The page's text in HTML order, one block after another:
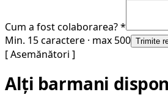
Cum a fost colaborarea? *
Min. 15 caractere · max 500 Trimite
[ Asemănători ]
Alți barmani